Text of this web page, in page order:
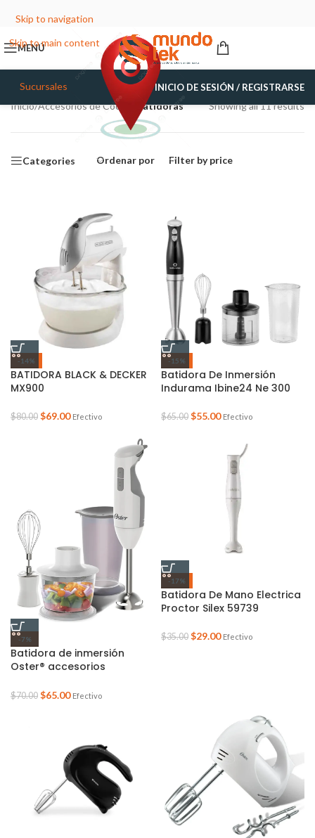
Skip to navigation
Skip to main content
MENÚ
Sucursales INICIO DE SESIÓN / REGISTRARSE
Inicio/Accesorios de Cocina Batidoras Showing all 11 results
Categories Ordenar por Filter by price
-14%
BATIDORA BLACK & DECKER
MX900
$80.00 $69.00 Efectivo
-15%
Batidora De Inmersión
Indurama Ibine24 Ne 300
$65.00 $55.00 Efectivo
-7%
Batidora de inmersión
Oster® accesorios
$70.00 $65.00 Efectivo
-17%
Batidora De Mano Electrica
Proctor Silex 59739
$35.00 $29.00 Efectivo